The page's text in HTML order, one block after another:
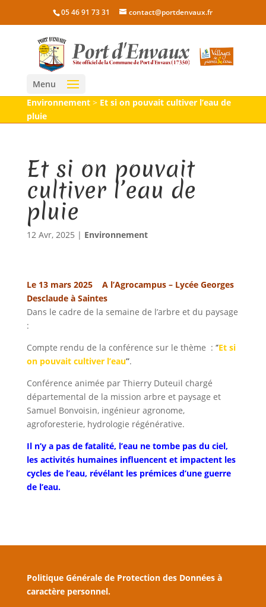
05 46 91 73 31 contact@portdenvaux.fr
Menu
Environnement> Et si on pouvait cultiver l’eau de
pluie
Et si on pouvait
cultiver l’eau de
pluie
12 Avr, 2025 | Environnement
Le 13 mars 2025 A l’Agrocampus – Lycée Georges
Desclaude à Saintes
Dans le cadre de la semaine de l’arbre et du paysage
:
Compte rendu de la conférence sur le thème : ‘’Et si
on pouvait cultiver l’eau’’.
Conférence animée par Thierry Duteuil chargé
départemental de la mission arbre et paysage et
Samuel Bonvoisin, ingénieur agronome,
agroforesterie, hydrologie régénérative.
Il n’y a pas de fatalité, l’eau ne tombe pas du ciel,
les activités humaines influencent et impactent les
cycles de l’eau, révélant les prémices d’une guerre
de l’eau.
Politique Générale de Protection des Données à
caractère personnel.